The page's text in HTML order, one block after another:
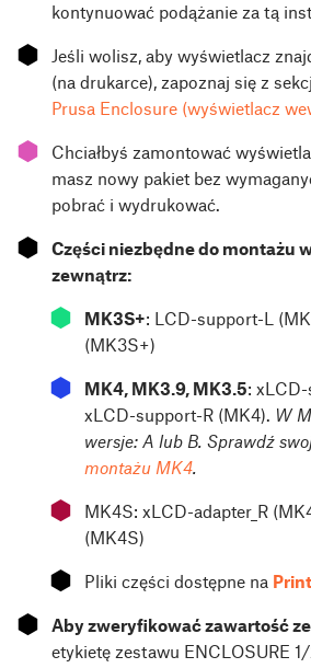
kontynuować podążanie za tą
⬢
Jeśli wolisz, aby wyświetlacz
(na drukarce), zapoznaj się z
Prusa Enclosure (wyświetlacz
⬢
Chciałbyś zamontować
masz nowy pakiet bez
pobrać i wydrukować.
⬢
Części niezbędne do montażu
zewnątrz:
⬢ MK3S+: LCD-support-L
(MK3S+)
⬢ MK4, MK3.9, MK3.5:
xLCD-support-R (MK4). W
wersje: A lub B. Sprawdź
montażu MK4.
⬢
MK4S: xLCD-adapter_R
(MK4S)
⬢ Pliki części dostępne na
⬢ Aby zweryfikować zawartość
etykietę zestawu ENCLOSURE